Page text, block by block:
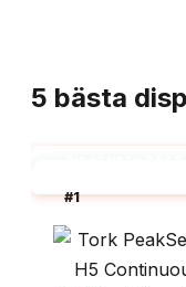
5 bästa
#1